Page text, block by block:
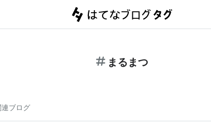
まるまつ
連ブログ